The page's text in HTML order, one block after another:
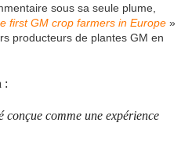
sous sa seule plume,
first GM crop farmers in Europe »
producteurs de plantes GM en
:
conçue comme une expérience